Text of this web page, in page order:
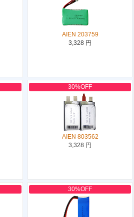
AIEN 203759
3,328 円
30%OFF
AIEN 803562
3,328 円
30%OFF